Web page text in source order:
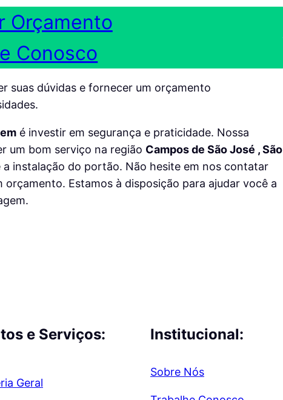
Orçamento
Conosco
suas dúvidas e fornecer um orçamento
é investir em segurança e praticidade. Nossa
um bom serviço na região Campos de São José , São
instalação do portão. Não hesite em nos contatar
Estamos à disposição para ajudar você a
e Serviços:
Geral
Institucional:
Sobre Nós